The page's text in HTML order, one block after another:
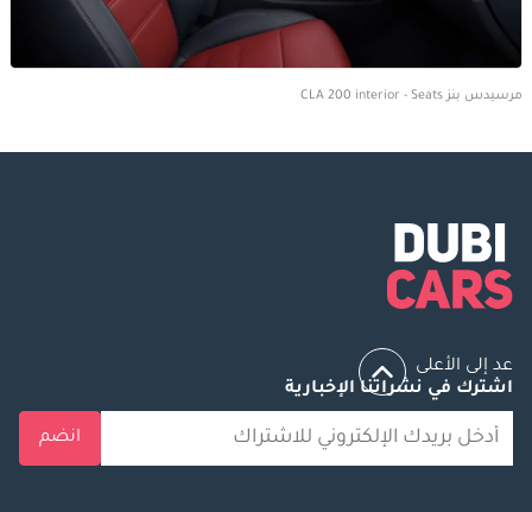
مرسيدس بنز CLA 200 interior - Seats
عد إلى الأعلى
اشترك في نشراتنا الإخبارية
انضم